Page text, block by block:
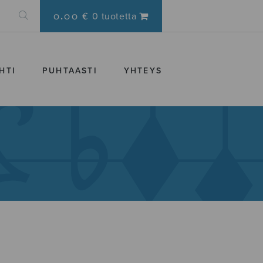
0.00 € 0 tuotetta
PUHTAASTI YHTEYS